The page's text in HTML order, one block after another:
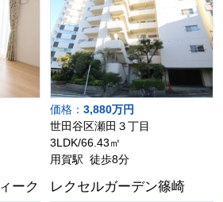
価格： 3,880万円
世田谷区瀬田３丁目
3LDK/66.43㎡
用賀駅 徒歩8分
ーク レクセルガーデン篠崎